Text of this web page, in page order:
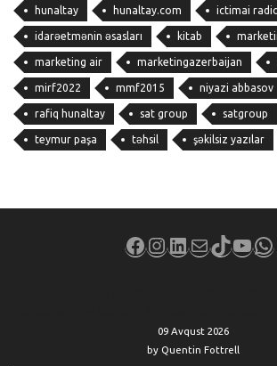
hunaltay hunaltay.com ictimai
idarəetmənin əsasları kitab
marketing air marketingazerbaijan
mirf2022 mmf2015 niyazi abbasov
rafiq hunaltay sat group satgroup
teymur paşa təhsil şəkilsiz yazılar
Facebook
Instagram
LinkedIn
MailTikTok
09 Avqust 2026
by Quentin Fottrell